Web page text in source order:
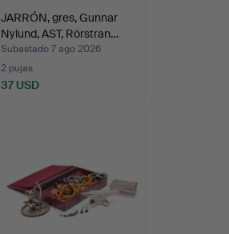
JARRÓN, gres, Gunnar
Nylund, AST, Rörstran…
Subastado 7 ago 2026
2 pujas
37 USD